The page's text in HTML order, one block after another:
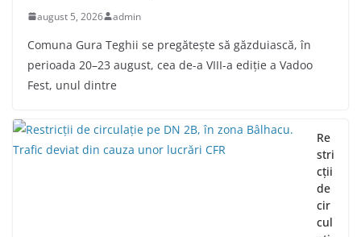
august 5, 2026 admin
Comuna Gura Teghii se pregătește să găzduiască, în
perioada 20–23 august, cea de-a VIII-a ediție a Vadoo
Fest, unul dintre
Re
stri
cții
de
cir
cul